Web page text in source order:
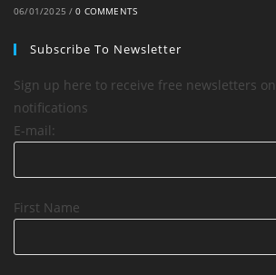
06/01/2025 / 0 COMMENTS
Subscribe To Newsletter
Sign up here to receive free newsletters
notifications
E-mail:
First Name